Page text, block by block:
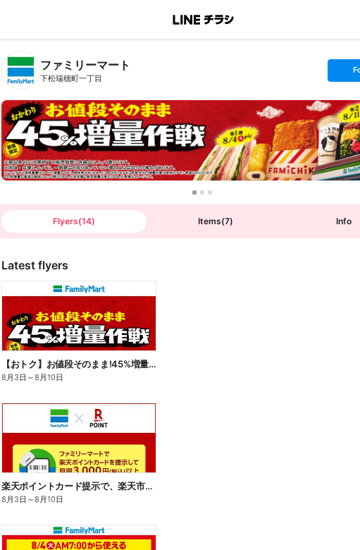
B
n
T
ファミリーマート
下松瑞穂町一丁目
s
t
o
l
l
o
w
Flyers(14) Items(7) Info
Latest flyers
【おトク】お値段そのまま!45%増量作戦!
8月3日 ～8月10日
楽天ポイントカード提示で、楽天市場でのお買い物がおトクに!
8月3日 ～8月10日